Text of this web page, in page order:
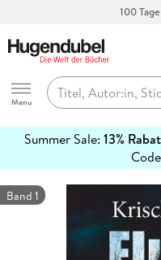
100
Hugendubel
Menu
Summer Sale: 13%
Code
erfahren
Band 1